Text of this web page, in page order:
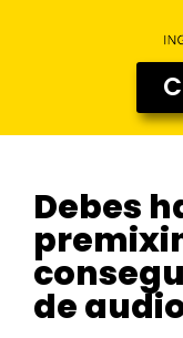
Debes
de